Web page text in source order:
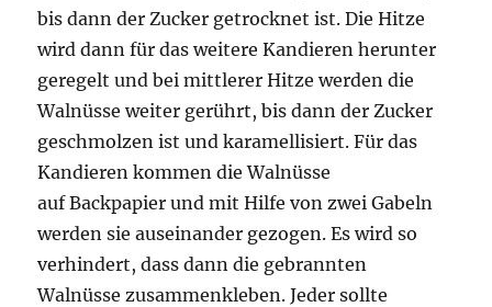
bis dann der Zucker getrocknet ist. Die Hitze
wird dann für das weitere Kandieren herunter
geregelt und bei mittlerer Hitze werden die
Walnüsse weiter gerührt, bis dann der Zucker
geschmolzen ist und karamellisiert. Für das
Kandieren kommen die Walnüsse
auf Backpapier und mit Hilfe von zwei Gabeln
werden sie auseinander gezogen. Es wird so
verhindert, dass dann die gebrannten
Walnüsse zusammenkleben. Jeder sollte